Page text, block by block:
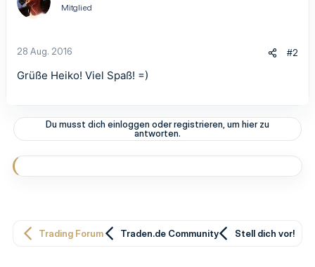
Mitglied
28 Aug. 2016 #2
Grüße Heiko! Viel Spaß! =)
Du musst dich einloggen oder registrieren, um hier zu
antworten.
Trading Forum Traden.de Community Stell dich vor!